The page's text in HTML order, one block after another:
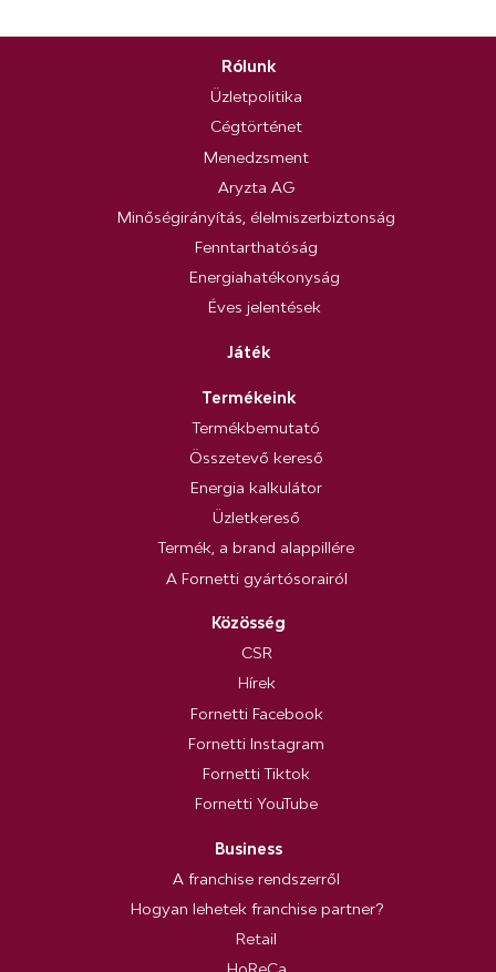
Rólunk
Üzletpolitika
Cégtörténet
Menedzsment
Aryzta AG
Minőségirányítás, élelmiszerbiztonság
Fenntarthatóság
Energiahatékonyság
Éves jelentések
Játék
Termékeink
Termékbemutató
Összetevő kereső
Energia kalkulátor
Üzletkereső
Termék, a brand alappillére
A Fornetti gyártósorairól
Közösség
CSR
Hírek
Fornetti Facebook
Fornetti Instagram
Fornetti Tiktok
Fornetti YouTube
Business
A franchise rendszerről
Hogyan lehetek franchise partner?
Retail